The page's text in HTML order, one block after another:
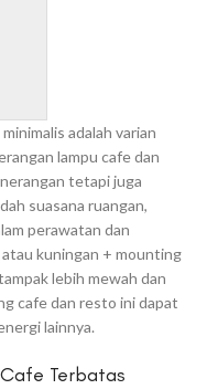
adalah varian
lampu cafe dan
tetapi juga
suasana ruangan,
perawatan dan
kuningan + mounting
lebih mewah dan
cafe dan resto ini dapat
lainnya.
Terbatas